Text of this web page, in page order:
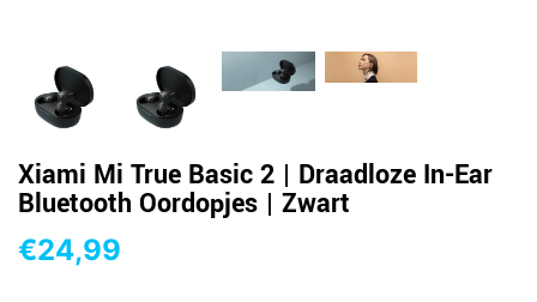
Xiami Mi True Basic 2 | Draadloze In-Ear
Bluetooth Oordopjes | Zwart
€24,99